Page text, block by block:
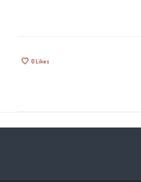
0 Likes